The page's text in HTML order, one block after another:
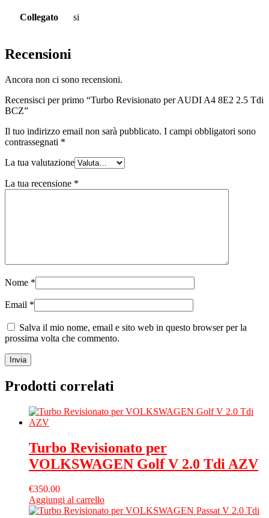
Collegato si
Recensioni
Ancora non ci sono recensioni.
Recensisci per primo “Turbo Revisionato per AUDI A4 8E2 2.5 Tdi
BCZ”
Il tuo indirizzo email non sarà pubblicato. I campi obbligatori sono
contrassegnati *
La tua valutazione
La tua recensione *
Nome *
Email *
Salva il mio nome, email e sito web in questo browser per la
prossima volta che commento.
Prodotti correlati
Turbo Revisionato per
VOLKSWAGEN Golf V 2.0 Tdi AZV
€350.00
Aggiungi al carrello